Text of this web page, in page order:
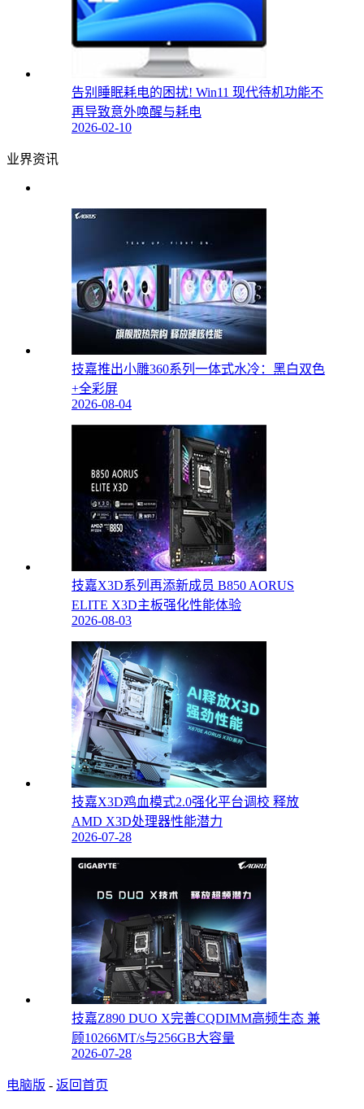
告别睡眠耗电的困扰! Win11 现代待机功能不
再导致意外唤醒与耗电
2026-02-10
业界资讯
技嘉推出小雕360系列一体式水冷：黑白双色
+全彩屏
2026-08-04
技嘉X3D系列再添新成员 B850 AORUS
ELITE X3D主板强化性能体验
2026-08-03
技嘉X3D鸡血模式2.0强化平台调校 释放
AMD X3D处理器性能潜力
2026-07-28
技嘉Z890 DUO X完善CQDIMM高频生态 兼
顾10266MT/s与256GB大容量
2026-07-28
电脑版 - 返回首页